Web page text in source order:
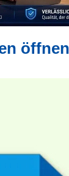
öffnen